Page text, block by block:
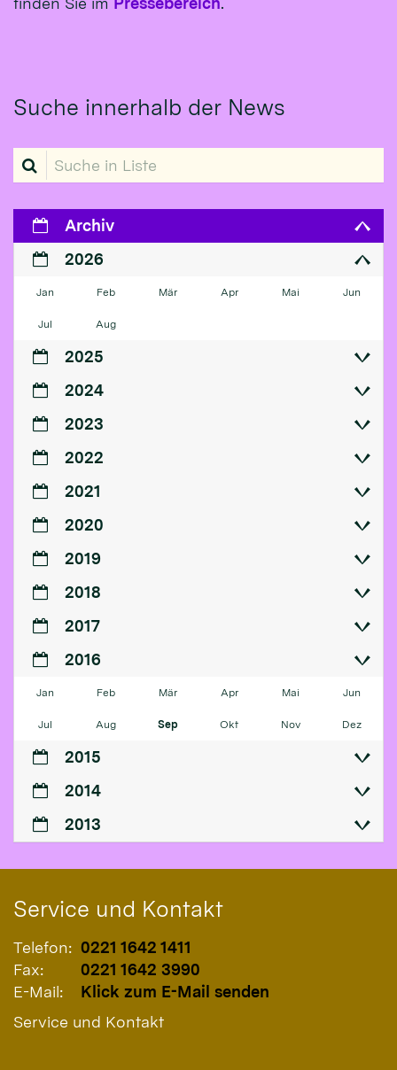
Suche innerhalb der News
Suche in Liste
Archiv
2026
Jan Feb Mär Apr Mai Jun
Jul Aug
2025
2024
2023
2022
2021
2020
2019
2018
2017
2016
Jan Feb Mär Apr Mai Jun
Jul Aug Sep Okt Nov Dez
2015
2014
2013
Service und Kontakt
Telefon: 0221 1642 1411
Fax:
0221 1642 3990
E-Mail:
Klick zum E-Mail senden
Service und Kontakt